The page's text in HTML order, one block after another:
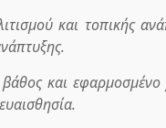
και τοπικής
και εφαρμοσμένο